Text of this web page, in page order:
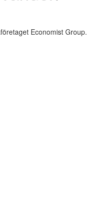
Economist Group.